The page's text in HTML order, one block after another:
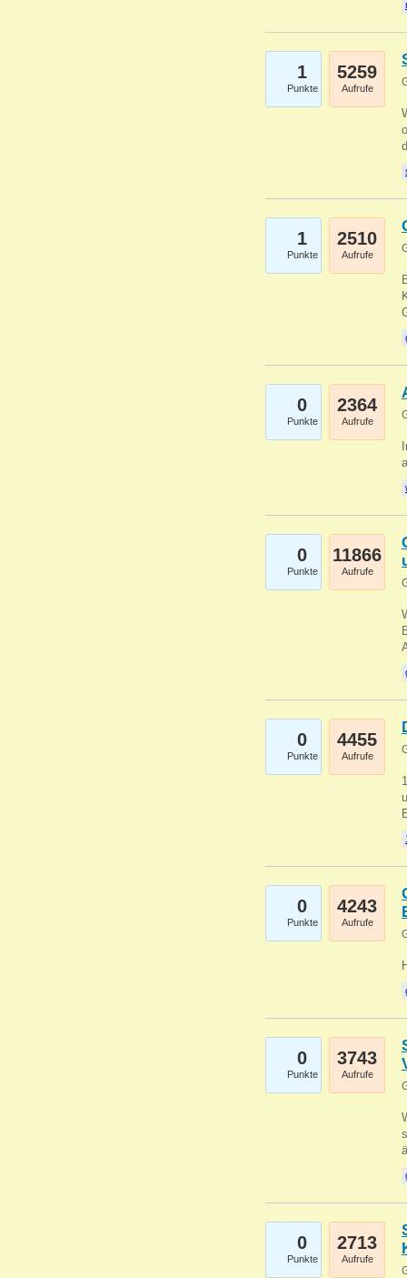
1
Punkte
5259
Aufrufe
1
Punkte
2510
Aufrufe
0
Punkte
2364
Aufrufe
0
Punkte
11866
Aufrufe
0
Punkte
4455
Aufrufe
0
Punkte
4243
Aufrufe
0
Punkte
3743
Aufrufe
0
Punkte
2713
Aufrufe